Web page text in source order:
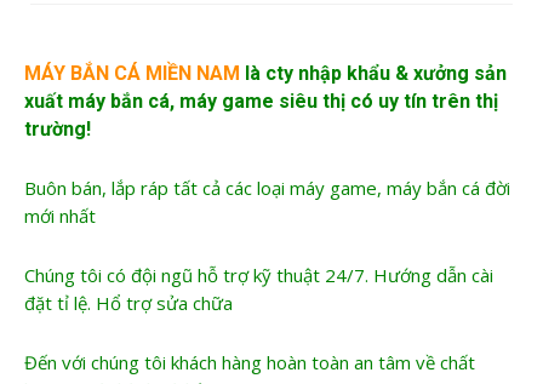
MÁY BẮN CÁ MIỀN NAM là cty nhập khẩu & xưởng sản
xuất máy bắn cá, máy game siêu thị có uy tín trên thị
trường!
Buôn bán, lắp ráp tất cả các loại máy game, máy bắn cá đời
mới nhất
Chúng tôi có đội ngũ hỗ trợ kỹ thuật 24/7. Hướng dẫn cài
đặt tỉ lệ. Hổ trợ sửa chữa
Đến với chúng tôi khách hàng hoàn toàn an tâm về chất